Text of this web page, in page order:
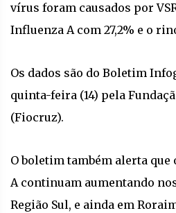
vírus foram causados por
Influenza A com 27,2% e o
Os dados são do Boletim
quinta-feira (14) pela
(Fiocruz).
O boletim também alerta que
A continuam aumentando
Região Sul, e ainda em